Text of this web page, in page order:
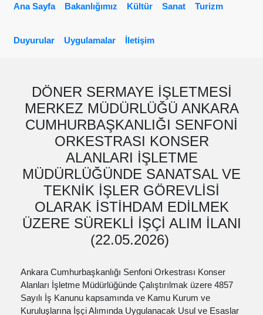
Ana Sayfa Bakanlığımız Kültür Sanat Turizm
Duyurular Uygulamalar İletişim
DÖNER SERMAYE İŞLETMESİ
MERKEZ MÜDÜRLÜĞÜ ANKARA
CUMHURBAŞKANLIĞI SENFONİ
ORKESTRASI KONSER
ALANLARI İŞLETME
MÜDÜRLÜĞÜNDE SANATSAL VE
TEKNİK İŞLER GÖREVLİSİ
OLARAK İSTİHDAM EDİLMEK
ÜZERE SÜREKLİ İŞÇİ ALIM İLANI
(22.05.2026) ​
Ankara Cumhurbaşkanlığı Senfoni Orkestrası Konser
Alanları İşletme Müdürlüğünde Çalıştırılmak üzere 4857
Sayılı İş Kanunu kapsamında ve Kamu Kurum ve
Kuruluşlarına İşçi Alımında Uygulanacak Usul ve Esaslar